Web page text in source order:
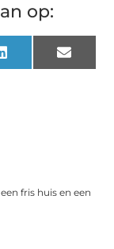
op:
LinkedIn Email
fris huis en een